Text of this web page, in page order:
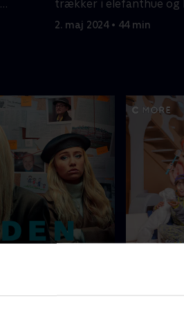
trækker i elefanthue og
InvoPharmas kontorer.
2. maj 2024 • 44 min